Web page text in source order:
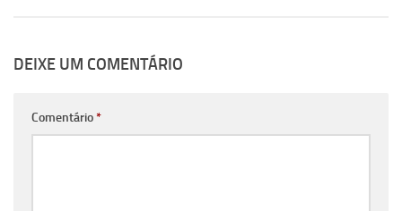
DEIXE UM COMENTÁRIO
Comentário*